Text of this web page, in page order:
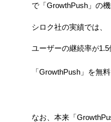
で 「GrowthPush 」 の
シロク社の実績では、
ユーザーの継続率が1.5
「GrowthPush 」を無
なお、本来「